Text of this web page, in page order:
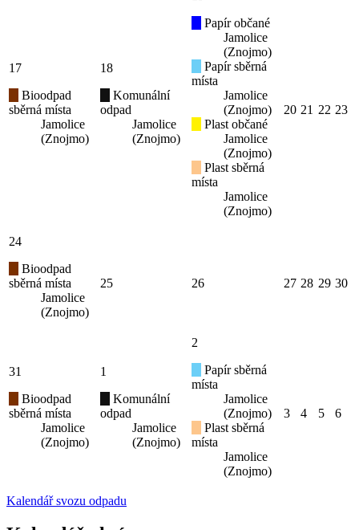
17
Bioodpad
sběrná místa
Jamolice
(Znojmo)
18
Komunální
odpad
Jamolice
(Znojmo)
Papír občané
Jamolice
(Znojmo)
Papír sběrná
místa
Jamolice
(Znojmo)
Plast občané
Jamolice
(Znojmo)
Plast sběrná
místa
Jamolice
(Znojmo)
20 21 22 23
24
Bioodpad
sběrná místa
Jamolice
(Znojmo)
25 26 27 28 29 30
31
Bioodpad
sběrná místa
Jamolice
(Znojmo)
1
Komunální
odpad
Jamolice
(Znojmo)
2
Papír sběrná
místa
Jamolice
(Znojmo)
Plast sběrná
místa
Jamolice
(Znojmo)
3 4 5 6
Kalendář svozu odpadu